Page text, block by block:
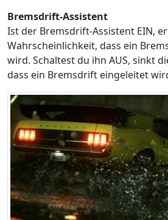
Bremsdrift-Assistent
Ist der Bremsdrift-Assistent EIN,
Wahrscheinlichkeit, dass ein
wird. Schaltest du ihn AUS, sinkt
dass ein Bremsdrift eingeleitet